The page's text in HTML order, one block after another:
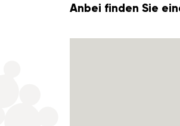
Anbei finden Sie